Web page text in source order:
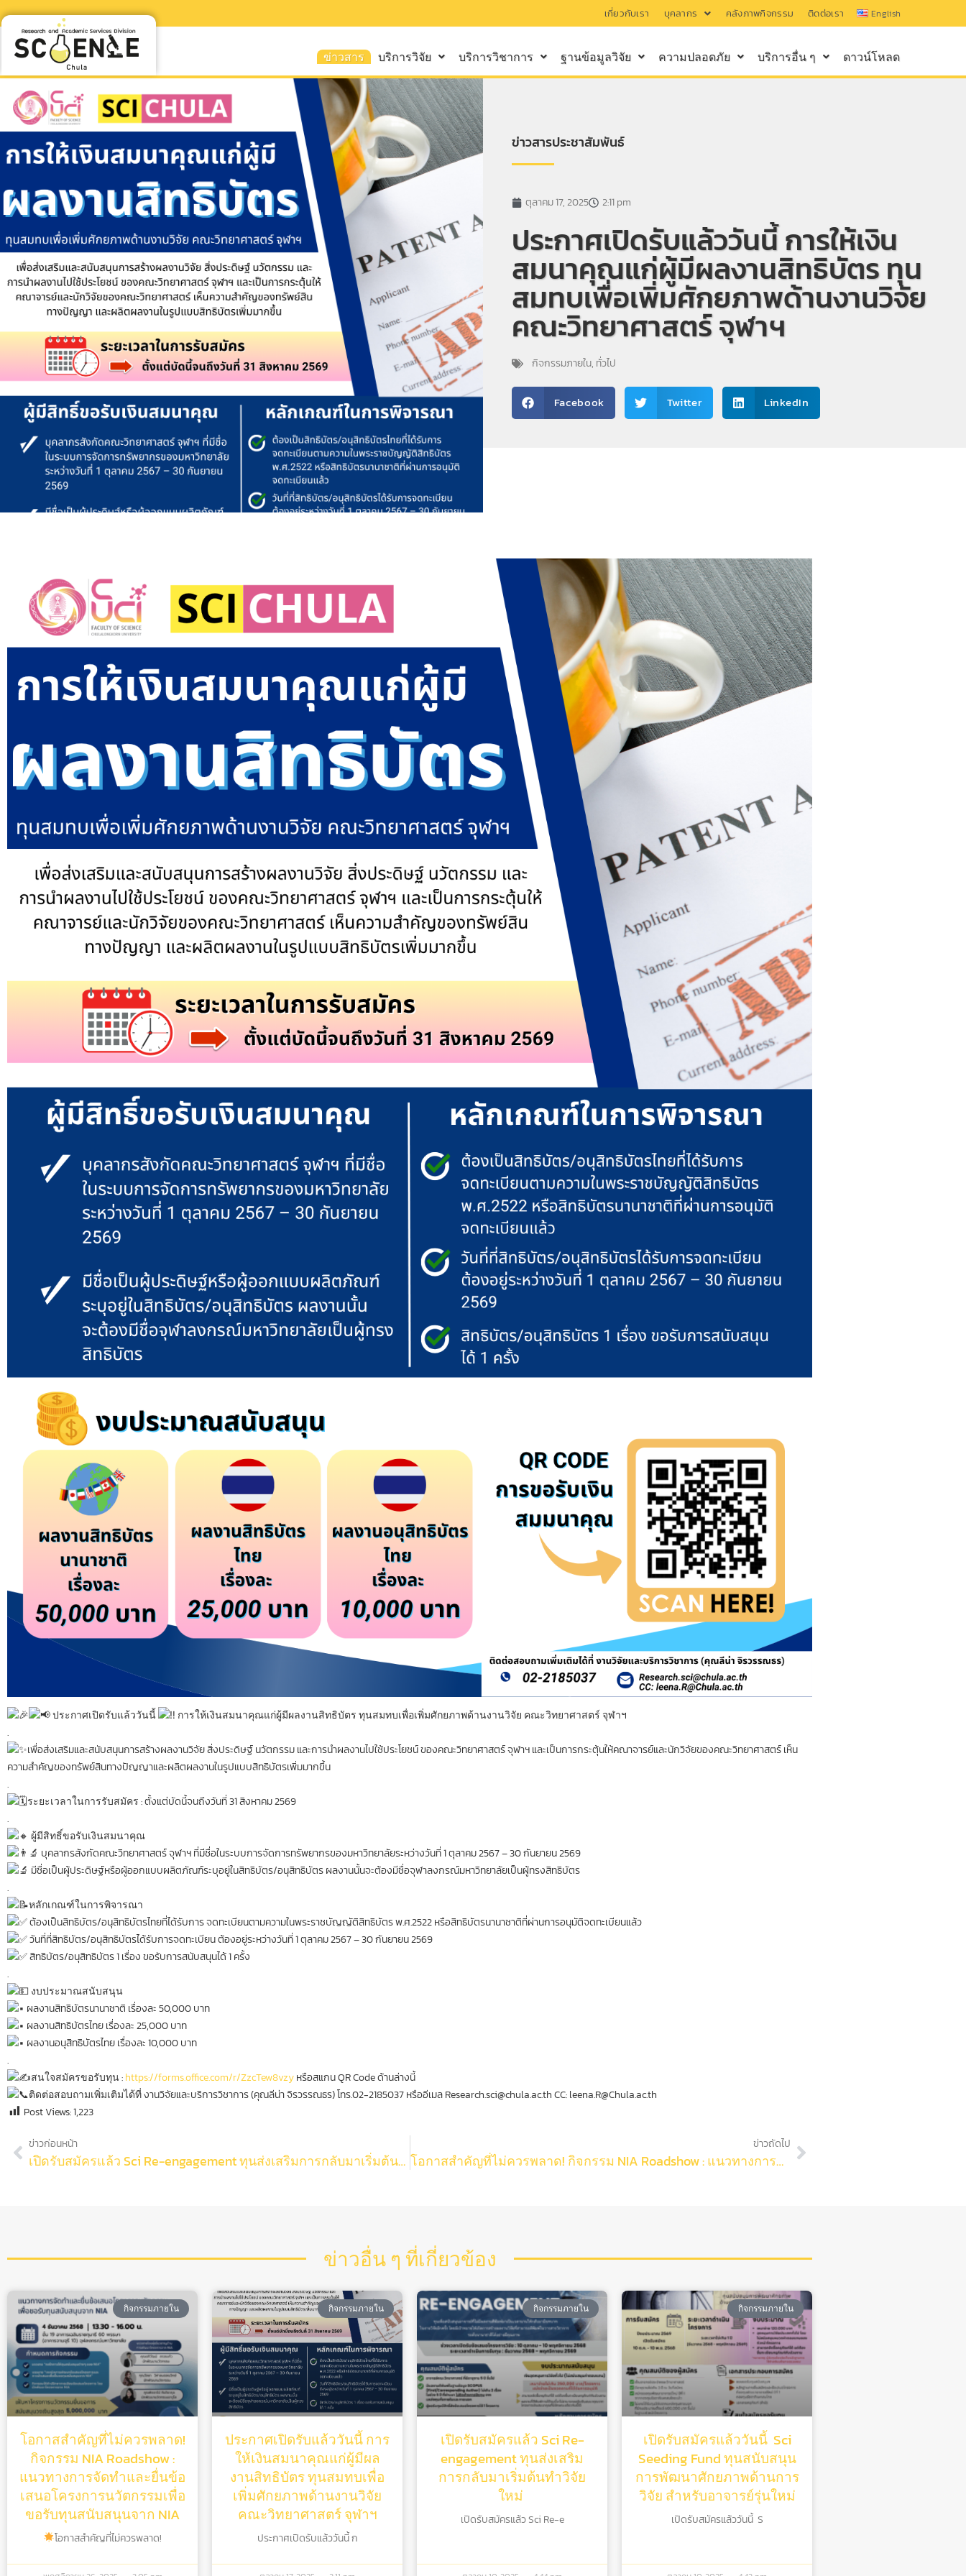
เกี่ยวกับเรา บุคลากร คลังภาพกิจกรรม ติดต่อเรา English
ข่าวสาร บริการวิจัย บริการวิชาการ ฐานข้อมูลวิจัย ความปลอดภัย บริการอื่น ๆ ดาวน์โหลด
ข่าวสารประชาสัมพันธ์
ตุลาคม 17, 2025 2:11 pm
ประกาศเปิดรับแล้ววันนี้ การให้เงิน
สมนาคุณแก่ผู้มีผลงานสิทธิบัตร ทุน
สมทบเพื่อเพิ่มศักยภาพด้านงานวิจัย
คณะวิทยาศาสตร์ จุฬาฯ
กิจกรรมภายใน, ทั่วไป
Facebook Twitter LinkedIn
ประกาศเปิดรับแล้ววันนี้
การให้เงินสมนาคุณแก่ผู้มีผลงานสิทธิบัตร ทุนสมทบเพื่อเพิ่มศักยภาพด้านงานวิจัย คณะวิทยาศาสตร์ จุฬาฯ
.
เพื่อส่งเสริมและสนับสนุนการสร้างผลงานวิจัย สิ่งประดิษฐ์ นวัตกรรม และการนําผลงานไปใช้ประโยชน์ ของคณะวิทยาศาสตร์ จุฬาฯ และเป็นการกระตุ้นให้คณาจารย์และนักวิจัยของคณะวิทยาศาสตร์ เห็น
ความสําคัญของทรัพย์สินทางปัญญาและผลิตผลงานในรูปแบบสิทธิบัตรเพิ่มมากขึ้น
.
ระยะเวลาในการรับสมัคร: ตั้งแต่บัดนี้จนถึงวันที่ 31 สิงหาคม 2569
.
ผู้มีสิทธิ์ขอรับเงินสมนาคุณ
บุคลากรสังกัดคณะวิทยาศาสตร์ จุฬาฯ ที่มีชื่อในระบบการจัดการทรัพยากรของมหาวิทยาลัยระหว่างวันที่ 1 ตุลาคม 2567 – 30 กันยายน 2569
มีชื่อเป็นผู้ประดิษฐ์หรือผู้ออกแบบผลิตภัณฑ์ระบุอยู่ในสิทธิบัตร/อนุสิทธิบัตร ผลงานนั้นจะต้องมีชื่อจุฬาลงกรณ์มหาวิทยาลัยเป็นผู้ทรงสิทธิบัตร
.
หลักเกณฑ์ในการพิจารณา
ต้องเป็นสิทธิบัตร/อนุสิทธิบัตรไทยที่ได้รับการ จดทะเบียนตามความในพระราชบัญญัติสิทธิบัตร พ.ศ.2522 หรือสิทธิบัตรนานาชาติที่ผ่านการอนุมัติจดทะเบียนแล้ว
วันที่ที่สิทธิบัตร/อนุสิทธิบัตรได้รับการจดทะเบียน ต้องอยู่ระหว่างวันที่ 1 ตุลาคม 2567 – 30 กันยายน 2569
สิทธิบัตร/อนุสิทธิบัตร 1 เรื่อง ขอรับการสนับสนุนได้ 1 ครั้ง
.
งบประมาณสนับสนุน
ผลงานสิทธิบัตรนานาชาติ เรื่องละ 50,000 บาท
ผลงานสิทธิบัตรไทย เรื่องละ 25,000 บาท
ผลงานอนุสิทธิบัตรไทย เรื่องละ 10,000 บาท
.
สนใจสมัครขอรับทุน:https://forms.office.com/r/ZzcTew8vzyหรือสแกน QR Code ด้านล่างนี้
ติดต่อสอบถามเพิ่มเติมได้ที่งานวิจัยและบริการวิชาการ (คุณลีน่า จิรวรรณธร) โทร.02-2185037 หรืออีเมล Research.sci@chula.ac.th CC: leena.R@Chula.ac.th
Post Views:1,223
ข่าวก่อนหน้า
เปิดรับสมัครแล้ว Sci Re-engagement ทุนส่งเสริมการกลับมาเริ่มต้นทําวิจัยใหม่
ข่าวถัดไป
โอกาสสำคัญที่ไม่ควรพลาด! กิจกรรม NIA Roadshow : แนวทางการจัดทำและยื่นข้อเสนอโครงการนวัตกรรมเพื่อขอรับทุนสนับสนุนจาก NIA
ข่าวอื่น ๆ ที่เกี่ยวข้อง
กิจกรรมภายใน
โอกาสสำคัญที่ไม่ควรพลาด!
กิจกรรม NIA Roadshow :
แนวทางการจัดทำและยื่นข้อ
เสนอโครงการนวัตกรรมเพื่อ
ขอรับทุนสนับสนุนจาก NIA
โอกาสสำคัญที่ไม่ควรพลาด!
กิจกรรมภายใน
ประกาศเปิดรับแล้ววันนี้ การ
ให้เงินสมนาคุณแก่ผู้มีผล
งานสิทธิบัตร ทุนสมทบเพื่อ
เพิ่มศักยภาพด้านงานวิจัย
คณะวิทยาศาสตร์ จุฬาฯ
ประกาศเปิดรับแล้ววันนี้ ก
กิจกรรมภายใน
เปิดรับสมัครแล้ว Sci Re-
engagement ทุนส่งเสริม
การกลับมาเริ่มต้นทําวิจัย
ใหม่
เปิดรับสมัครแล้ว Sci Re-e
กิจกรรมภายใน
เปิดรับสมัครแล้ววันนี้ Sci
Seeding Fund ทุนสนับสนุน
การพัฒนาศักยภาพด้านการ
วิจัย สําหรับอาจารย์รุ่นใหม่
เปิดรับสมัครแล้ววันนี้ S